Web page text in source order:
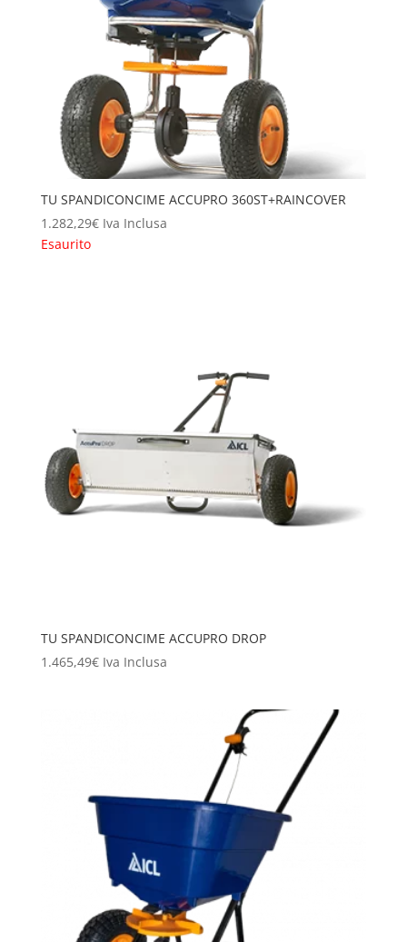
TU SPANDICONCIME ACCUPRO 360ST+RAINCOVER
1.282,29€ Iva Inclusa
Esaurito
TU SPANDICONCIME ACCUPRO DROP
1.465,49€ Iva Inclusa